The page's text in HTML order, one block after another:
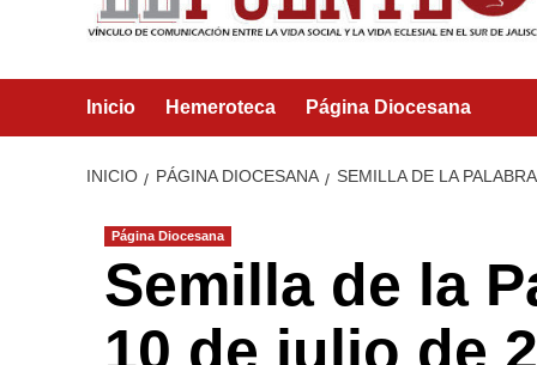
Inicio Hemeroteca Página Diocesana
INICIO PÁGINA DIOCESANA SEMILLA DE LA
Página Diocesana
Semilla de la
10 de julio de